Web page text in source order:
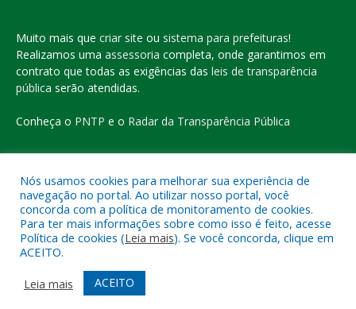
Muito mais que criar site ou sistema para prefeituras!
Realizamos uma assessoria completa, onde garantimos em
contrato que todas as exigências das leis de transparência
pública serão atendidas.
Conheça o PNTP e o Radar da Transparência Pública
Todos os direitos reservados a Prefeitura Municipal de Eldorado
do Carajás
Mapa do Site
Acessar o Webmail
Nós usamos cookies para melhorar sua experiência de
navegação no portal. Ao utilizar nosso portal, você
concorda com a política de monitoramento de cookies.
Para ter mais informações sobre como isso é feito, acesse
Política de cookies (Leia mais). Se você concorda, clique em
ACEITO.
Leia mais
ACEITO